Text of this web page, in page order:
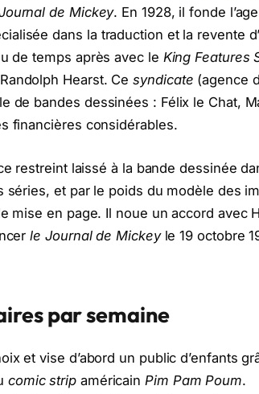
de Mickey. En 1928, il fonde
dans la traduction et la revente
de temps après avec le King Features
Hearst. Cesyndicate (agence
de bandes dessinées : Félix le Chat,
financières considérables.
restreint laissé à la bande dessinée
séries, et par le poids du modèle des
mise en page. Il noue un accord avec
le Journal de Mickeyle 19 octobre
par semaine
et vise d’abord un public d’enfants
comic stripaméricainPim Pam Poum.